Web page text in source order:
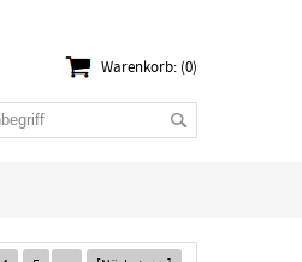
Warenkorb: (0)